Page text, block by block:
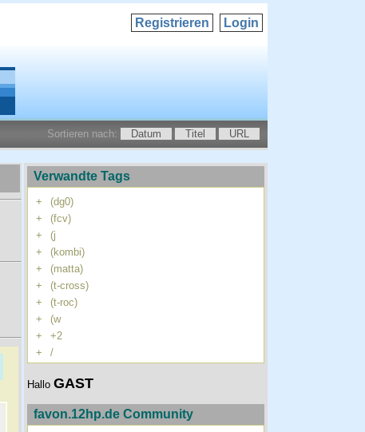
Login
Registrieren
Sortieren nach: Datum Titel URL
Verwandte Tags
+
(dg0)
+
(fcv)
+
(j
+
(kombi)
+
(matta)
+
(t-cross)
+
(t-roc)
+
(w
+
+2
+
/
Hallo GAST
favon.12hp.de Community